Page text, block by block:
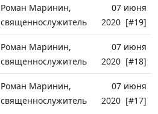
Роман Маринин,
священнослужитель
07 июня
2020 [#19]
Роман Маринин,
священнослужитель
07 июня
2020 [#18]
Роман Маринин,
священнослужитель
07 июня
2020 [#17]